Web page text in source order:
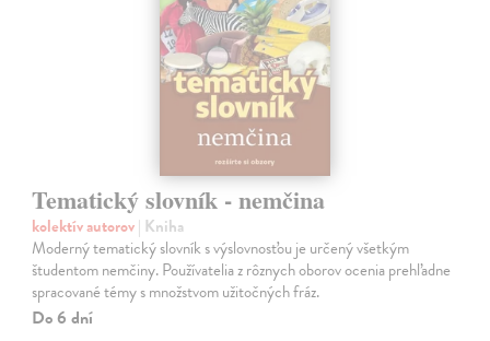
Tematický slovník - nemčina
kolektív autorov| Kniha
Moderný tematický slovník s výslovnosťou je určený všetkým
študentom nemčiny. Používatelia z rôznych oborov ocenia prehľadne
spracované témy s množstvom užitočných fráz.
Do 6 dní